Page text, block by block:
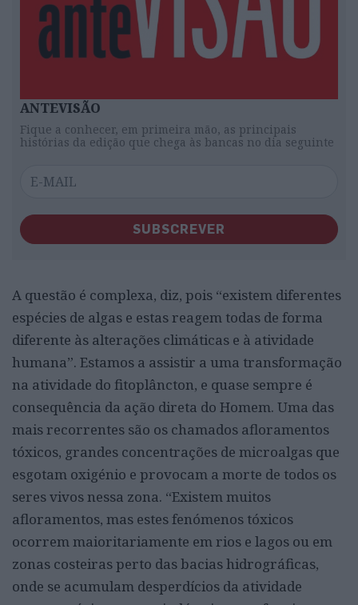
ANTEVISÃO
Fique a conhecer, em primeira mão, as principais
histórias da edição que chega às bancas no dia seguinte
SUBSCREVER
A questão é complexa, diz, pois “existem diferentes
espécies de algas e estas reagem todas de forma
diferente às alterações climáticas e à atividade
humana”. Estamos a assistir a uma transformação
na atividade do fitoplâncton, e quase sempre é
consequência da ação direta do Homem. Uma das
mais recorrentes são os chamados afloramentos
tóxicos, grandes concentrações de microalgas que
esgotam oxigénio e provocam a morte de todos os
seres vivos nessa zona. “Existem muitos
afloramentos, mas estes fenómenos tóxicos
ocorrem maioritariamente em rios e lagos ou em
zonas costeiras perto das bacias hidrográficas,
onde se acumulam desperdícios da atividade